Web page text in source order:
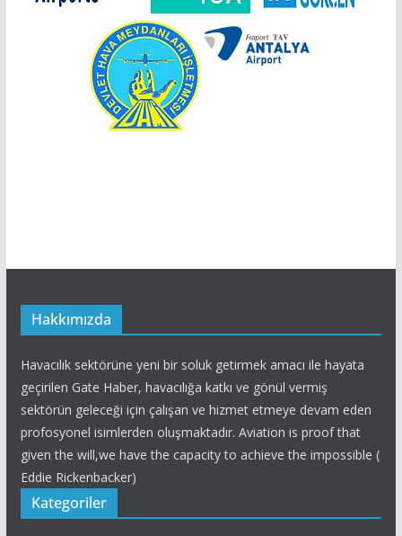
Hakkımızda
Havacılık sektörüne yeni bir soluk getirmek amacı ile hayata
geçirilen Gate Haber, havacılığa katkı ve gönül vermiş
sektörün geleceği için çalışan ve hizmet etmeye devam eden
profosyonel isimlerden oluşmaktadır. Aviation is proof that
given the will,we have the capacity to achieve the impossible (
Eddie Rickenbacker)
Kategoriler